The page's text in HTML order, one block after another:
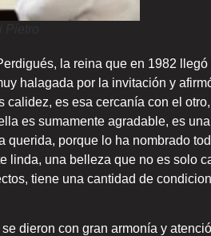
la reina que en 1982
halagada por la invitación y
calidez, es esa cercanía con el
es sumamente agradable, es
porque lo ha nombrado
linda, una belleza que no es solo
tiene una cantidad de
dieron con gran armonía y